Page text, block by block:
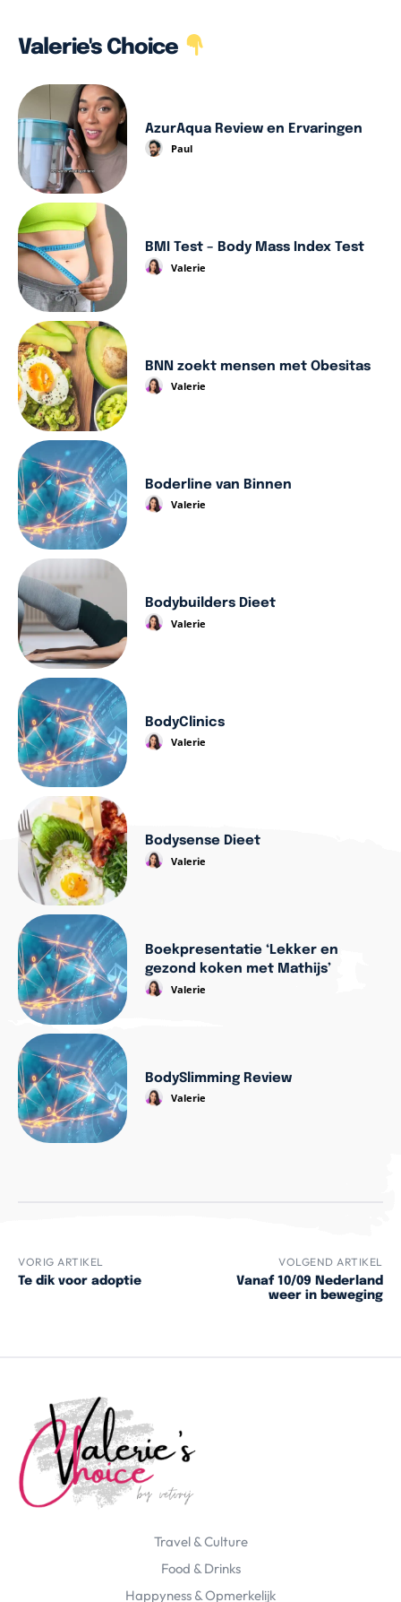
Valerie's Choice
AzurAqua Review en Ervaringen
Paul
BMI Test – Body Mass Index Test
Valerie
BNN zoekt mensen met Obesitas
Valerie
Boderline van Binnen
Valerie
Bodybuilders Dieet
Valerie
BodyClinics
Valerie
Bodysense Dieet
Valerie
Boekpresentatie ‘Lekker en
gezond koken met Mathijs’
Valerie
BodySlimming Review
Valerie
VORIG ARTIKEL
Te dik voor adoptie
VOLGEND ARTIKEL
Vanaf 10/09 Nederland
weer in beweging
Travel & Culture
Food & Drinks
Happyness & Opmerkelijk